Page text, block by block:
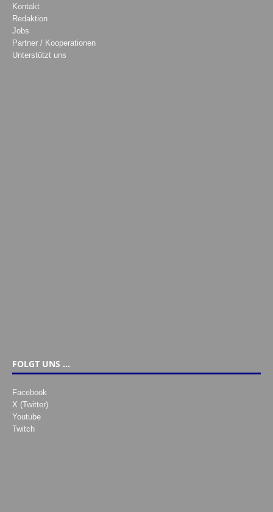
Kontakt
Redaktion
Jobs
Partner / Kooperationen
Unterstützt uns
FOLGT UNS …
Facebook
X (Twitter)
Youtube
Twitch